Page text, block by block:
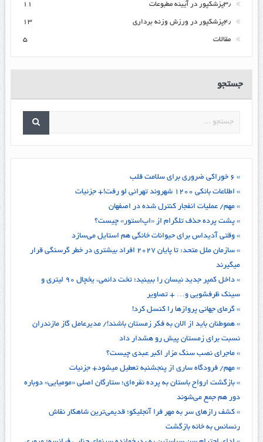
۳٫پزشکپور در آیینه مطبوعات ۱۱
۴٫پزشکپور در ورزش وزنه برداری ۱۳
مقالات ۵
جستجو
» ۶ خوراکی ضروری برای سلامت قلب
» اطلاعات بانکی ۱۲۰۰ شهروند تهرانی لو رفت!+ جزئیات
» مهم/ عملیات انفجار کنترل شده در اصفهان
» پشت پرده حذف تلگرام از «اپ‌استور» چیست؟
» وقتی آدیداس برای حیوانات خانگی هم استایل می‌سازد
» سازمان ملل متحد: تا پایان ۲۰۲۷ افراد بیشتری در خطر گرسنگی قرار
میگیرند
» داخل کمپر جدید نیسان را ببینید؛ تخت دائمی، یخچال ۹۰ لیتری و
سینک ظرفشویی و… + تصاویر
» گرمای جهانی پروازها را کنسل کرد!
» هموطنان باید از الان به فکر زمستان باشند!/ مدیر‌عامل گاز مازندران
نسبت برای زمستان پیش رو هشدار داد
» ماجرای نصب سنگ مزار اکبر عبدی چیست؟
» مهم/ فرودگاه ساری از پنجشنبه تعطیل میشود+ جزئیات
» بازگشت ارواح باستان به پرده نقره‌ای؛ ستارگان اصلی «مومیایی» دوباره
دور هم جمع می‌شوند
» کشف رازهای سر به مهر فرا آنجلیکو؛ قدیمی‌ترین شاهکار نقاش
رنسانس به خانه بازگشت